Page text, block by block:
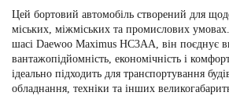
Цей бортовий автомобіль створений для
міських, міжміських та промислових
шасі Daewoo Maximus HC3AA, він поєднує
вантажопідйомність, економічність і
ідеально підходить для транспортування
обладнання, техніки та інших